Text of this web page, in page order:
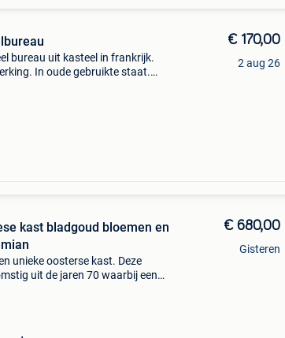
bureau uit kasteel in frankrijk.
In oude gebruikte staat.
€ 170,00
2 aug 26
kast bladgoud bloemen en
unieke oosterse kast. Deze
uit de jaren 70 waarbij een
€ 680,00
Gisteren